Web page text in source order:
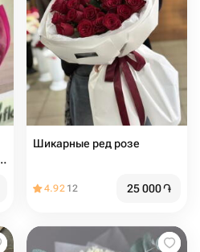
Шикарные ред розе
4.92 12 25 000֏